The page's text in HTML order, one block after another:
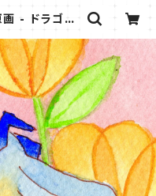
画 - ドラゴン